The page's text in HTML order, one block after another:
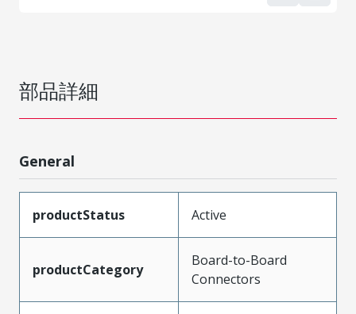
部品詳細
General
productStatus Active
productCategory
Board-to-Board
Connectors